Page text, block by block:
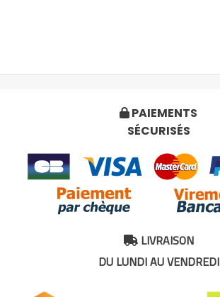
 PAIEMENTS
SÉCURISÉS
LIVRAISON
DU LUNDI AU VENDREDI